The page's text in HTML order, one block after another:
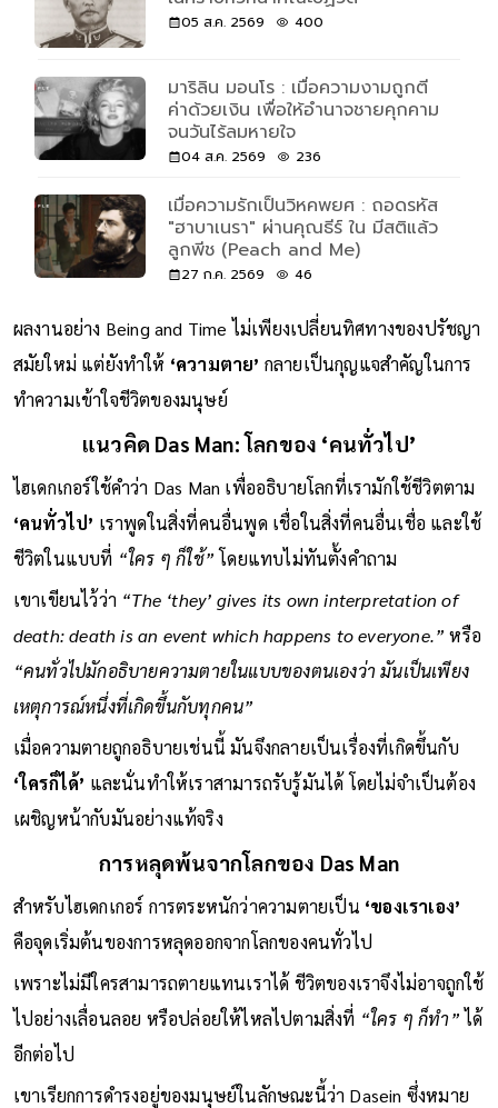
05 ส.ค. 2569 400
มาริลิน มอนโร : เมื่อความงามถูกตี
ค่าด้วยเงิน เพื่อให้อำนาจชายคุกคาม
จนวันไร้ลมหายใจ
04 ส.ค. 2569 236
เมื่อความรักเป็นวิหคพยศ : ถอดรหัส
"ฮาบาเนรา" ผ่านคุณธีร์ ใน มีสติแล้ว
ลูกพีช (Peach and Me)
27 ก.ค. 2569 46
ผลงานอย่าง Being and Time ไม่เพียงเปลี่ยนทิศทางของปรัชญา
สมัยใหม่ แต่ยังทำให้ ‘ความตาย’ กลายเป็นกุญแจสำคัญในการ
ทำความเข้าใจชีวิตของมนุษย์
แนวคิด Das Man: โลกของ ‘คนทั่วไป’
ไฮเดกเกอร์ใช้คำว่า Das Man เพื่ออธิบายโลกที่เรามักใช้ชีวิตตาม
‘คนทั่วไป’ เราพูดในสิ่งที่คนอื่นพูด เชื่อในสิ่งที่คนอื่นเชื่อ และใช้
ชีวิตในแบบที่ “ใคร ๆ ก็ใช้”โดยแทบไม่ทันตั้งคำถาม
เขาเขียนไว้ว่า “The ‘they’ gives its own interpretation of
death: death is an event which happens to everyone.”หรือ
“คนทั่วไปมักอธิบายความตายในแบบของตนเองว่า มันเป็นเพียง
เหตุการณ์หนึ่งที่เกิดขึ้นกับทุกคน”
เมื่อความตายถูกอธิบายเช่นนี้ มันจึงกลายเป็นเรื่องที่เกิดขึ้นกับ
‘ใครก็ได้’ และนั่นทำให้เราสามารถรับรู้มันได้ โดยไม่จำเป็นต้อง
เผชิญหน้ากับมันอย่างแท้จริง
การหลุดพ้นจากโลกของ Das Man
สำหรับไฮเดกเกอร์ การตระหนักว่าความตายเป็น ‘ของเราเอง’
คือจุดเริ่มต้นของการหลุดออกจากโลกของคนทั่วไป
เพราะไม่มีใครสามารถตายแทนเราได้ ชีวิตของเราจึงไม่อาจถูกใช้
ไปอย่างเลื่อนลอย หรือปล่อยให้ไหลไปตามสิ่งที่ “ใคร ๆ ก็ทำ”ได้
อีกต่อไป
เขาเรียกการดำรงอยู่ของมนุษย์ในลักษณะนี้ว่า Dasein ซึ่งหมาย